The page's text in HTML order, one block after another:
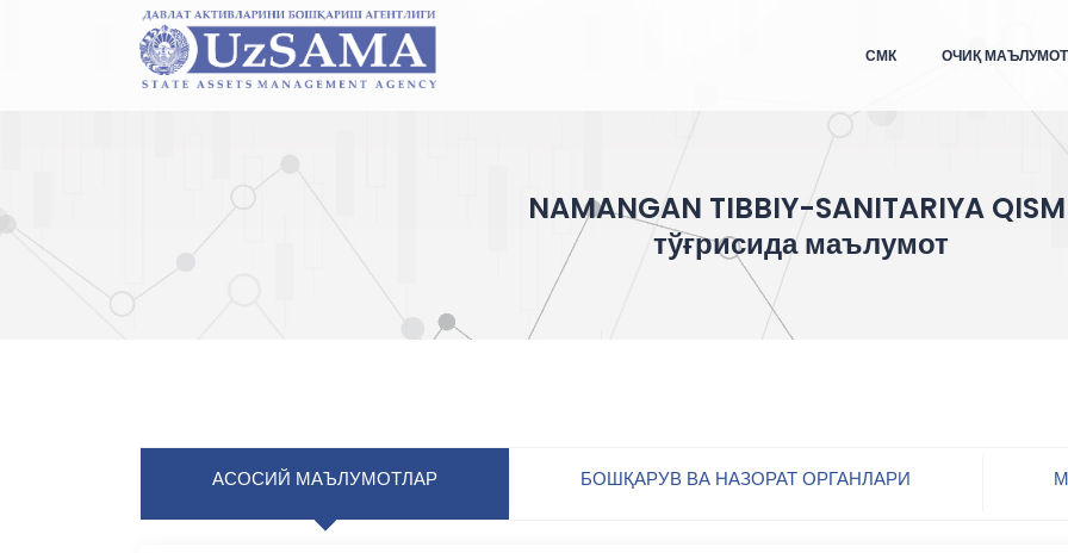
СМК ОЧИҚ
NAMANGAN TIBBIY-SANITARIYA
тўғрисида маълумот
АСОСИЙ МАЪЛУМОТЛАР БОШҚАРУВ ВА НАЗОРАТ ОРГАНЛАРИ